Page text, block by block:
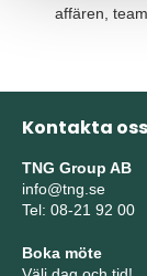
affären,
Kontakta oss
TNG Group AB
info@tng.se
Tel: 08-21 92 00
Boka möte